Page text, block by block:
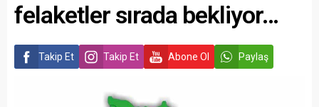
felaketler sırada bekliyor…
Takip Et Takip Et Abone Ol Paylaş